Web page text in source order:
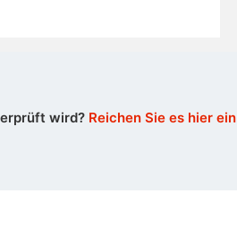
wird? Reichen Sie es hier ein